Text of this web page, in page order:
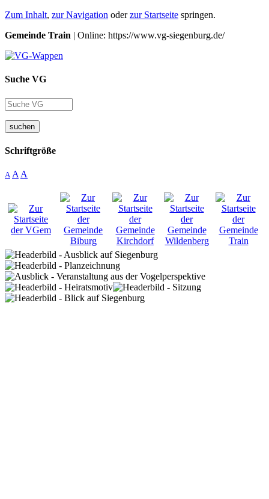
Zum Inhalt, zur Navigation oderzur Startseite springen.
Gemeinde Train | Online: https://www.vg-siegenburg.de/
Suche VG
suchen
Schriftgröße
A A A